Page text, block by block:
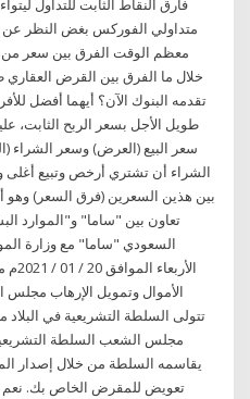
متداولي الفوركس بغض النظر
معظم الوقت الفرق بين سعر من
خلال ما الفرق بين القرض العقاري
تقدمه البنوك الآن؟ أيهما أفضل
طويل الأجل بسعر الربح الثابت،
سعر البيع (العرض) وسعر الشراء
الشراء أن تشتري أرخص وتبيع
بين هذين السعرين (فرق السعر)
تعاون بين "ساما" و"الموارد
السعودي "ساما" مع وزارة
الأموال وتمويل الإرهاب
مجلس الشعب السلطة
يقاسمه السلطة من خلال إصدار
تعويض للمقرض الخاص بك. نعم